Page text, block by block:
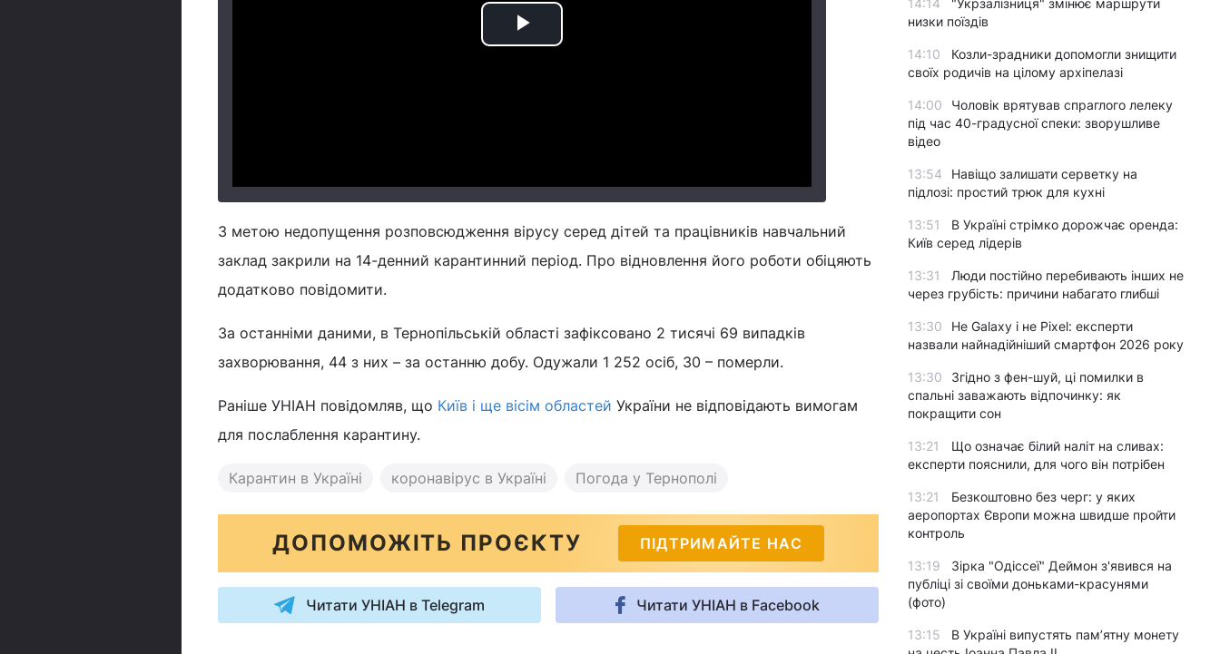
Play
З метою недопущення розповсюдження вірусу серед дітей та працівників навчальний
заклад закрили на 14-денний карантинний період. Про відновлення його роботи обіцяють
додатково повідомити.
За останніми даними, в Тернопільській області зафіксовано 2 тисячі 69 випадків
захворювання, 44 з них – за останню добу. Одужали 1 252 осіб, 30 – померли.
Раніше УНІАН повідомляв, що Київ і ще вісім областей України не відповідають вимогам
для послаблення карантину.
Карантин в Україні коронавірус в Україні Погода у Тернополі
ДОПОМОЖІТЬ ПРОЄКТУ ПІДТРИМАЙТЕ НАС
Читати УНІАН в Telegram Читати УНІАН в Facebook
14:14
"Укрзалізниця" змінює маршрути
низки поїздів
14:10
Козли-зрадники допомогли знищити
своїх родичів на цілому архіпелазі
14:00
Чоловік врятував спраглого лелеку
під час 40-градусної спеки: зворушливе
відео
13:54
Навіщо залишати серветку на
підлозі: простий трюк для кухні
13:51
В Україні стрімко дорожчає оренда:
Київ серед лідерів
13:31
Люди постійно перебивають інших не
через грубість: причини набагато глибші
13:30
Не Galaxy і не Pixel: експерти
назвали найнадійніший смартфон 2026 року
13:30
Згідно з фен-шуй, ці помилки в
спальні заважають відпочинку: як
покращити сон
13:21
Що означає білий наліт на сливах:
експерти пояснили, для чого він потрібен
13:21
Безкоштовно без черг: у яких
аеропортах Європи можна швидше пройти
контроль
13:19
Зірка "Одіссеї" Деймон з'явився на
публіці зі своїми доньками-красунями
(фото)
13:15
В Україні випустять пам’ятну монету